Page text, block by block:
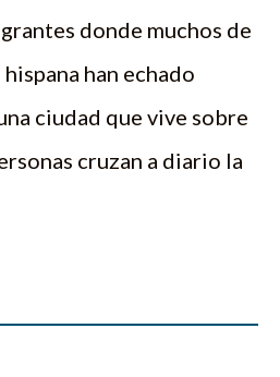
donde muchos de
han echado
ciudad que vive sobre
cruzan a diario la